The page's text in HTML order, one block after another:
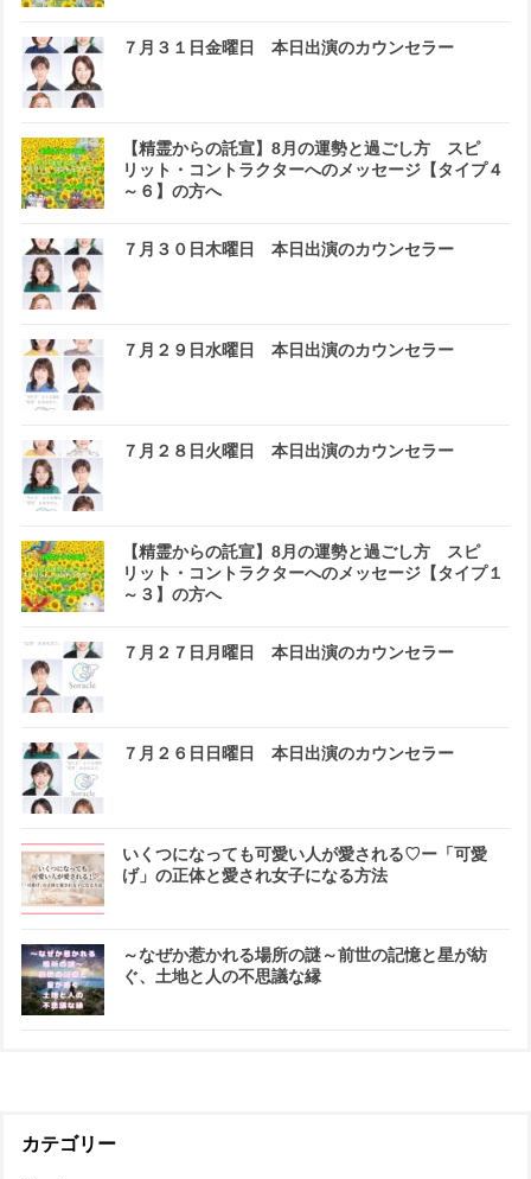
７月３１日金曜日 本日出演のカウンセラー
【精霊からの託宣】8月の運勢と過ごし方 スピ
リット・コントラクターへのメッセージ【タイプ４
～６】の方へ
７月３０日木曜日 本日出演のカウンセラー
７月２９日水曜日 本日出演のカウンセラー
７月２８日火曜日 本日出演のカウンセラー
【精霊からの託宣】8月の運勢と過ごし方 スピ
リット・コントラクターへのメッセージ【タイプ１
～３】の方へ
７月２７日月曜日 本日出演のカウンセラー
７月２６日日曜日 本日出演のカウンセラー
いくつになっても可愛い人が愛される♡ー「可愛
げ」の正体と愛され女子になる方法
～なぜか惹かれる場所の謎～前世の記憶と星が紡
ぐ、土地と人の不思議な縁
カテゴリー